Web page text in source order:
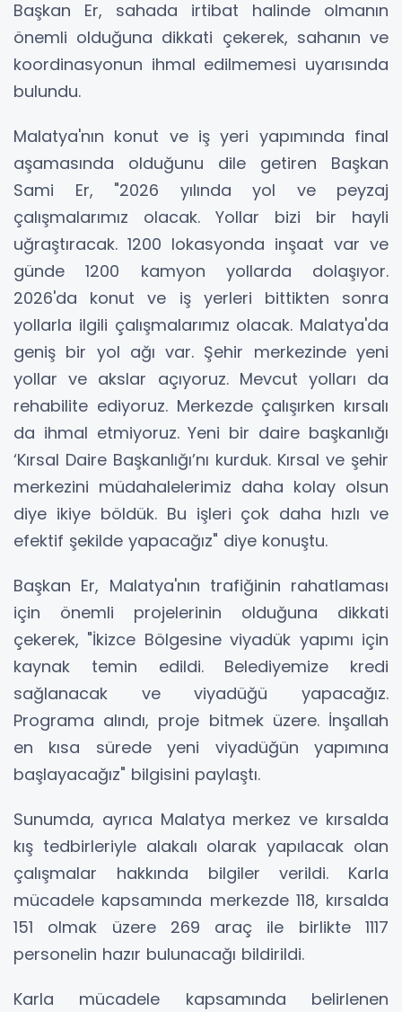
Başkan Er, sahada irtibat halinde olmanın
önemli olduğuna dikkati çekerek, sahanın ve
koordinasyonun ihmal edilmemesi uyarısında
bulundu.
Malatya'nın konut ve iş yeri yapımında final
aşamasında olduğunu dile getiren Başkan
Sami Er, "2026 yılında yol ve peyzaj
çalışmalarımız olacak. Yollar bizi bir hayli
uğraştıracak. 1200 lokasyonda inşaat var ve
günde 1200 kamyon yollarda dolaşıyor.
2026'da konut ve iş yerleri bittikten sonra
yollarla ilgili çalışmalarımız olacak. Malatya'da
geniş bir yol ağı var. Şehir merkezinde yeni
yollar ve akslar açıyoruz. Mevcut yolları da
rehabilite ediyoruz. Merkezde çalışırken kırsalı
da ihmal etmiyoruz. Yeni bir daire başkanlığı
‘Kırsal Daire Başkanlığı’nı kurduk. Kırsal ve şehir
merkezini müdahalelerimiz daha kolay olsun
diye ikiye böldük. Bu işleri çok daha hızlı ve
efektif şekilde yapacağız" diye konuştu.
Başkan Er, Malatya'nın trafiğinin rahatlaması
için önemli projelerinin olduğuna dikkati
çekerek, "İkizce Bölgesine viyadük yapımı için
kaynak temin edildi. Belediyemize kredi
sağlanacak ve viyadüğü yapacağız.
Programa alındı, proje bitmek üzere. İnşallah
en kısa sürede yeni viyadüğün yapımına
başlayacağız" bilgisini paylaştı.
Sunumda, ayrıca Malatya merkez ve kırsalda
kış tedbirleriyle alakalı olarak yapılacak olan
çalışmalar hakkında bilgiler verildi. Karla
mücadele kapsamında merkezde 118, kırsalda
151 olmak üzere 269 araç ile birlikte 1117
personelin hazır bulunacağı bildirildi.
Karla mücadele kapsamında belirlenen